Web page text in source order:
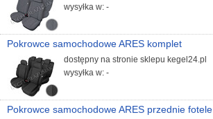
wysyłka w: -
Pokrowce samochodowe ARES komplet
dostępny na stronie sklepu kegel24.pl
wysyłka w: -
Pokrowce samochodowe ARES przednie fotele